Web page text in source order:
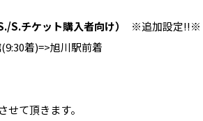
S.チケット購入者向け）
※追加設定!!※
着)=>旭川駅前着
て頂きます。